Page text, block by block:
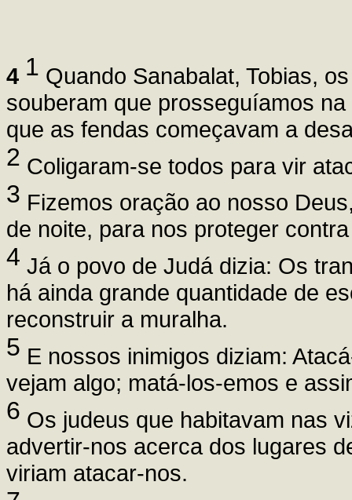
4 1 Quando Sanabalat, Tobias,
souberam que prosseguíamos
que as fendas começavam a
2 Coligaram-se todos para vir
3 Fizemos oração ao nosso
de noite, para nos proteger
4 Já o povo de Judá dizia: Os
há ainda grande quantidade de
reconstruir a muralha.
5 E nossos inimigos diziam:
vejam algo; matá-los-emos e
6 Os judeus que habitavam nas
advertir-nos acerca dos lugares
viriam atacar-nos.